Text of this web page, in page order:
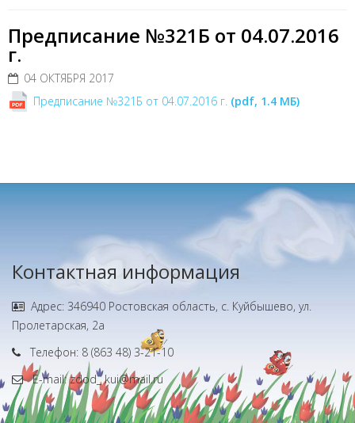
Предписание №321Б от 04.07.2016
г.
04 ОКТЯБРЯ 2017
Предписание №321Б от 04.07.2016 г. (pdf, 1.4 MБ)
Контактная информация
Адрес: 346940 Ростовская область, с. Куйбышево, ул.
Пролетарская, 2а
Телефон: 8 (863 48) 3-21-10
E-mail: zdod_ kui@mail.ru